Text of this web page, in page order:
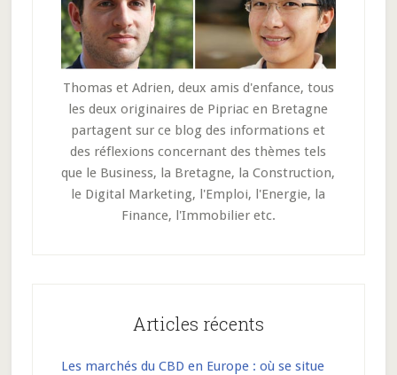
Thomas et Adrien, deux amis d'enfance, tous
les deux originaires de Pipriac en Bretagne
partagent sur ce blog des informations et
des réflexions concernant des thèmes tels
que le Business, la Bretagne, la Construction,
le Digital Marketing, l'Emploi, l'Energie, la
Finance, l'Immobilier etc.
Articles récents
Les marchés du CBD en Europe : où se situe